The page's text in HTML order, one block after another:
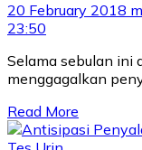
20 February 2018
23:50
Selama sebulan ini
menggagalkan
Read More